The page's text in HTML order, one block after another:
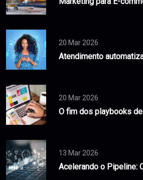
20 Mar 2026
Atendimento
20 Mar 2026
O fim dos playbooks de
13 Mar 2026
Acelerando o Pipeline: